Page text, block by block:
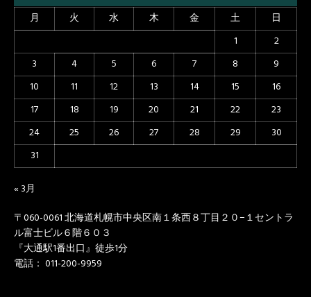
月
火 水 木 金 土
日
1
2
3
4 5 6 7 8
9
10
11 12 13 14 15
16
17
18 19 20 21 22
23
24
25 26 27 28 29
30
31
« 3月
〒060-0061 北海道札幌市中央区南１条西８丁目２０−１セントラ
ル富士ビル６階６０３
『大通駅1番出口』徒歩1分
電話： 011-200-9959